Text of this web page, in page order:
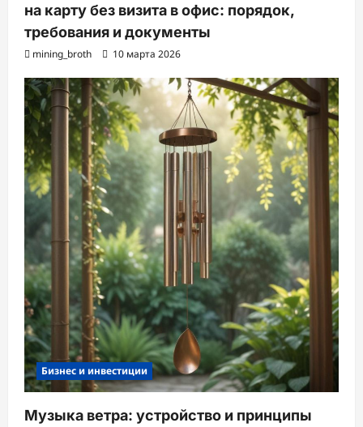
на карту без визита в офис: порядок,
требования и документы
mining_broth 10 марта 2026
Бизнес и инвестиции
Музыка ветра: устройство и принципы